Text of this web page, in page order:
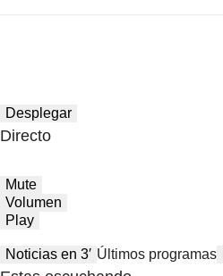
Desplegar
Directo
Mute
Volumen
Play
Noticias en 3′ Últimos programas